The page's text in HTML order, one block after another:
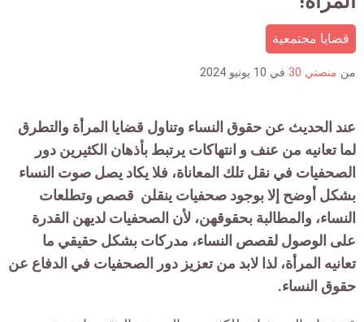
قضايا مجتمعية
من منصتي 30 في 10 يونيو 2024
عند الحديث عن حقوق النساء وتناول قضايا المرأة والتطرق
لما تعانيه من عنف و انتهاكات يرتبط بأذهان الكثيرين دور
الصحفيات في نقل تلك المعاناة، فلا يكاد يصل صوت النساء
بشكل أوضح إلا بوجود صحفيات ينقلن قصص وتطلعات
النساء، والمطالبة بحقوقهن، لأن الصحفيات لديهن القدرة
على الوصول لقصص النساء، مدركات بشكل حقيقي ما
تعانيه المرأة، لذا لابد من تعزيز دور الصحفيات في الدفاع عن
حقوق النساء.